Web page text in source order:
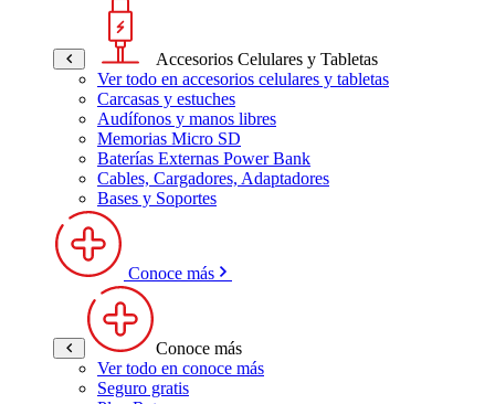
Accesorios Celulares y Tabletas
Ver todo en accesorios celulares y tabletas
Carcasas y estuches
Audífonos y manos libres
Memorias Micro SD
Baterías Externas Power Bank
Cables, Cargadores, Adaptadores
Bases y Soportes
Conoce más
Conoce más
Ver todo en conoce más
Seguro gratis